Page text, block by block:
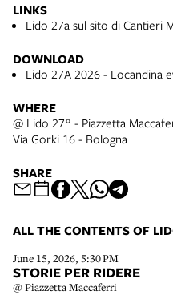
LINKS
Lido 27a sul sito di Cantieri
DOWNLOAD
Lido 27A 2026 - Locandina
WHERE
@ Lido 27° - Piazzetta
Via Gorki 16 - Bologna
SHARE
ALL THE CONTENTS OF
June 15, 2026, 5:30 PM
STORIE PER RIDERE
@ Piazzetta Maccaferri